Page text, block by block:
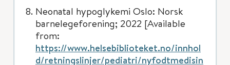
Neonatal hypoglykemi Oslo: Norsk
barnelegeforening; 2022 [Available
from:
https://www.helsebiblioteket.no/innhol
d/retningslinjer/pediatri/nyfodtmedisin